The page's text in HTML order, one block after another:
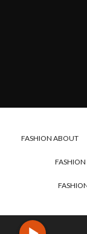
FASHION ABOUT
FASHION